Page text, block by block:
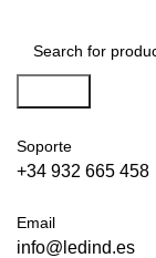
Soporte
+34 932 665 458‬
Email
info@ledind.es